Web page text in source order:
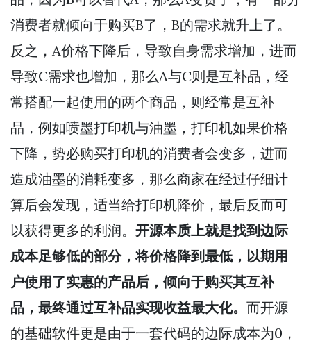
消费者就倾向于购买B了，B的需求就升上了。
反之，A价格下降后，导致自身需求增加，进而
导致C需求也增加，那么A与C则是互补品，经
常搭配一起使用的两个商品，则经常是互补
品，例如喷墨打印机与油墨，打印机如果价格
下降，势必购买打印机的消费者会变多，进而
造成油墨的消耗变多，那么商家在经过仔细计
算后会发现，适当给打印机降价，最后反而可
以获得更多的利润。 开源本质上就是找到边际
成本足够低的部分，将价格降到最低，以期用
户使用了实惠的产品后，倾向于购买其互补
品，最终通过互补品实现收益最大化。 而开源
的基础软件更是由于一套代码的边际成本为0，